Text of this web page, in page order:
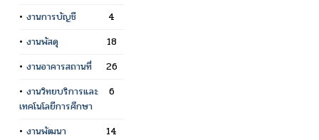
• งานการบัญชี
4
• งานพัสดุ
18
• งานอาคารสถานที่
26
• งานวิทยบริการและ
เทคโนโลยีการศึกษา
6
• งานพัฒนา
14